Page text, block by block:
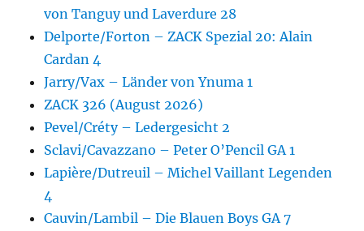
von Tanguy und Laverdure 28
Delporte/Forton – ZACK Spezial 20: Alain
Cardan 4
Jarry/Vax – Länder von Ynuma 1
ZACK 326 (August 2026)
Pevel/Créty – Ledergesicht 2
Sclavi/Cavazzano – Peter O’Pencil GA 1
Lapière/Dutreuil – Michel Vaillant Legenden
4
Cauvin/Lambil – Die Blauen Boys GA 7